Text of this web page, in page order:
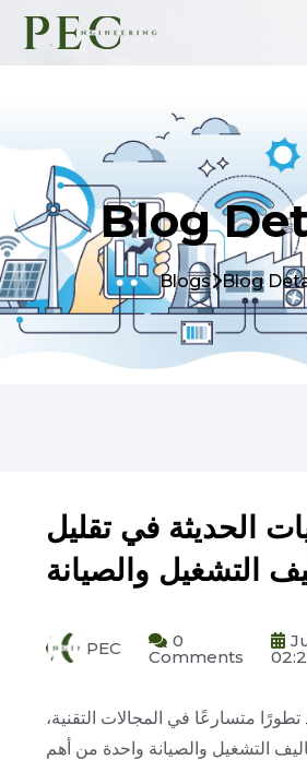
Blog
Blogs Blog
الحديثة في تقليل
التشغيل والصيانة
PEC 0
Comments
متسارعًا في المجالات التقنية،
التشغيل والصيانة واحدة من أهم